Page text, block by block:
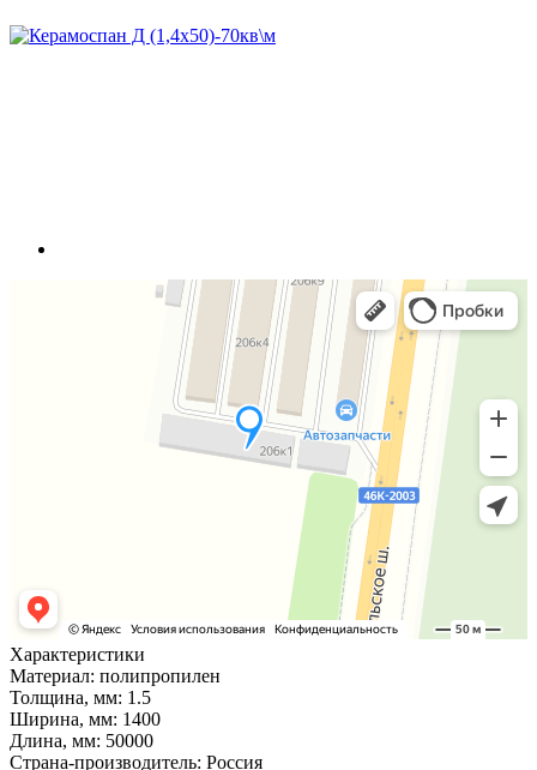
Характеристики
Материал: полипропилен
Толщина, мм: 1.5
Ширина, мм: 1400
Длина, мм: 50000
Страна-производитель: Россия